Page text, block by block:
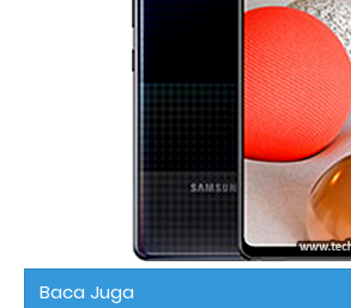
Baca Juga